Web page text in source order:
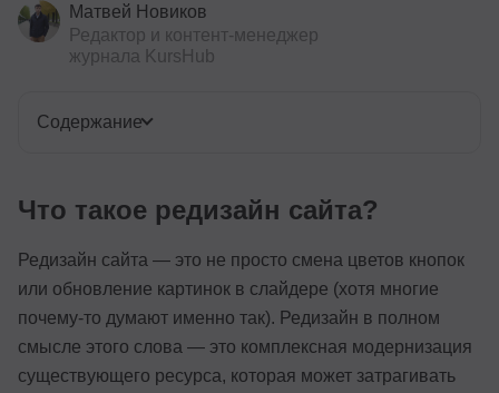
Матвей Новиков
Редактор и контент-менеджер
журнала KursHub
Содержание
Что такое редизайн сайта?
Редизайн сайта — это не просто смена цветов кнопок
или обновление картинок в слайдере (хотя многие
почему-то думают именно так). Редизайн в полном
смысле этого слова — это комплексная модернизация
существующего ресурса, которая может затрагивать